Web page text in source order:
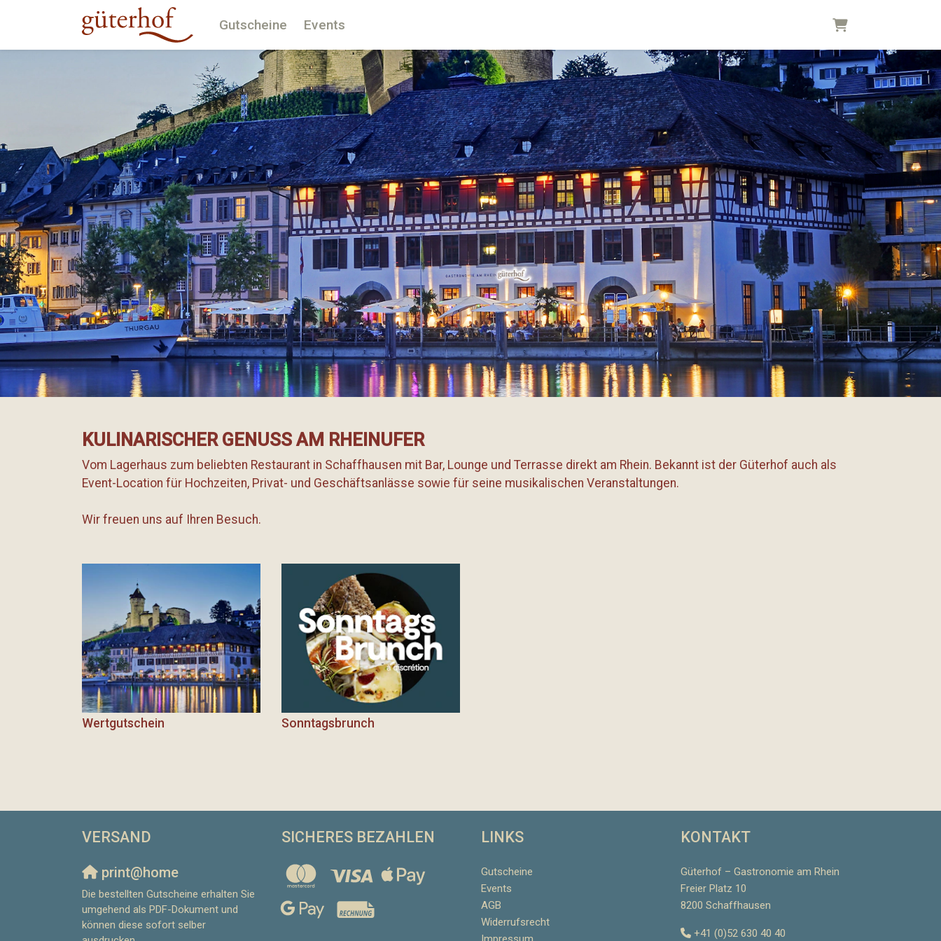
Gutscheine Events
Warenkorb
KULINARISCHER GENUSSAM RHEINUFER
Vom Lagerhaus zum beliebten Restaurant in Schaffhausen mit Bar, Lounge und Terrasse direkt am Rhein. Bekannt ist der Güterhof auch als
Event-Location für Hochzeiten, Privat- und Geschäftsanlässe sowie für seine musikalischen Veranstaltungen.
Wir freuen uns auf Ihren Besuch.
Wertgutschein Sonntagsbrunch
VERSAND
print@home
Die bestellten Gutscheine erhalten Sie
umgehend als PDF-Dokument und
können diese sofort selber
SICHERES BEZAHLEN LINKS
Gutscheine
Events
AGB
Widerrufsrecht
KONTAKT
Güterhof – Gastronomie am Rhein
Freier Platz 10
8200 Schaffhausen
+41 (0)52 630 40 40